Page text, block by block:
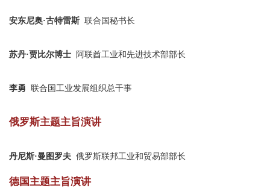
安东尼奥·古特雷斯 联合国秘书长
苏丹·贾比尔博士 阿联酋工业和先进技术部部长
李勇 联合国工业发展组织总干事
俄罗斯主题主旨演讲
丹尼斯·曼图罗夫 俄罗斯联邦工业和贸易部部长
德国主题主旨演讲